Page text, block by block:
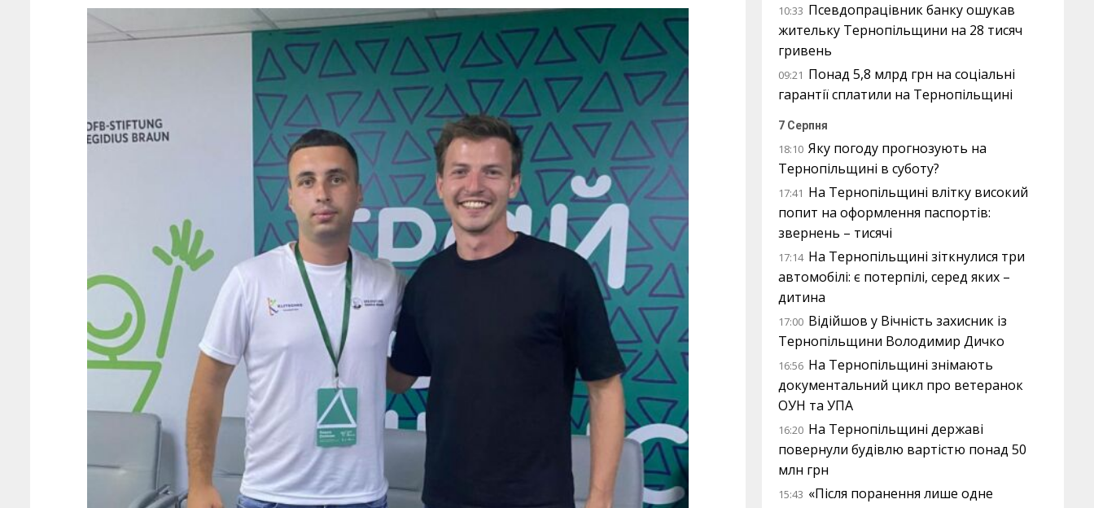
10:33 Псевдопрацівник банку ошукав
жительку Тернопільщини на 28 тисяч
гривень
09:21 Понад 5,8 млрд грн на соціальні
гарантії сплатили на Тернопільщині
7 Серпня
18:10 Яку погоду прогнозують на
Тернопільщині в суботу?
17:41 На Тернопільщині влітку високий
попит на оформлення паспортів:
звернень – тисячі
17:14 На Тернопільщині зіткнулися три
автомобілі: є потерпілі, серед яких –
дитина
17:00 Відійшов у Вічність захисник із
Тернопільщини Володимир Дичко
16:56 На Тернопільщині знімають
документальний цикл про ветеранок
ОУН та УПА
16:20 На Тернопільщині державі
повернули будівлю вартістю понад 50
млн грн
15:43 «Після поранення лише одне